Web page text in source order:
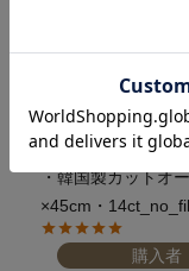
・韓国製カットオ
×45cm・
購入者